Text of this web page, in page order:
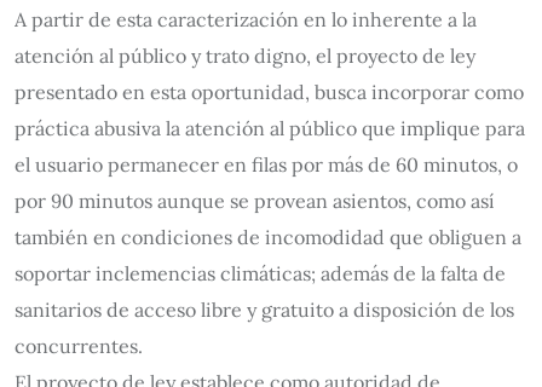
A partir de esta caracterización en lo inherente a la
atención al público y trato digno, el proyecto de ley
presentado en esta oportunidad, busca incorporar como
práctica abusiva la atención al público que implique para
el usuario permanecer en filas por más de 60 minutos, o
por 90 minutos aunque se provean asientos, como así
también en condiciones de incomodidad que obliguen a
soportar inclemencias climáticas; además de la falta de
sanitarios de acceso libre y gratuito a disposición de los
concurrentes.
El proyecto de ley establece como autoridad de